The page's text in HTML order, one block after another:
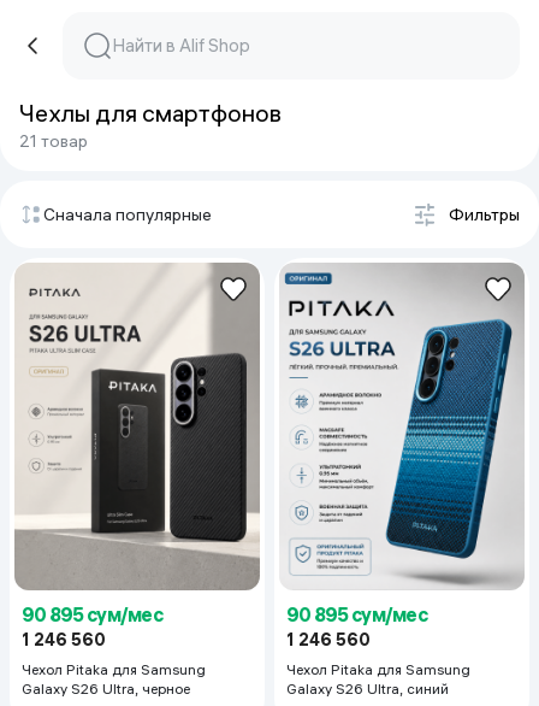
Чехлы для смартфонов
21 товар
Сначала популярные Фильтры
90 895 сум/мес
1 246 560
Чехол Pitaka для Samsung
Galaxy S26 Ultra, черное
90 895 сум/мес
1 246 560
Чехол Pitaka для Samsung
Galaxy S26 Ultra, синий